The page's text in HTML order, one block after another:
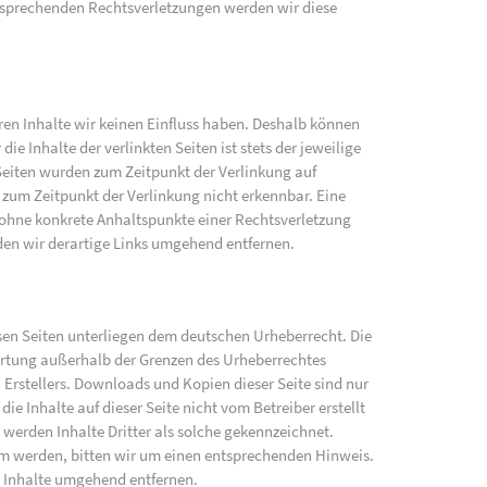
Rechtsverletzungen werden wir diese
Inhalte wir keinen Einfluss haben. Deshalb können
Inhalte der verlinkten Seiten ist stets der jeweilige
wurden zum Zeitpunkt der Verlinkung auf
Zeitpunkt der Verlinkung nicht erkennbar. Eine
konkrete Anhaltspunkte einer Rechtsverletzung
wir derartige Links umgehend entfernen.
Seiten unterliegen dem deutschen Urheberrecht. Die
außerhalb der Grenzen des Urheberrechtes
Downloads und Kopien dieser Seite sind nur
Inhalte auf dieser Seite nicht vom Betreiber erstellt
Inhalte Dritter als solche gekennzeichnet.
werden, bitten wir um einen entsprechenden Hinweis.
umgehend entfernen.